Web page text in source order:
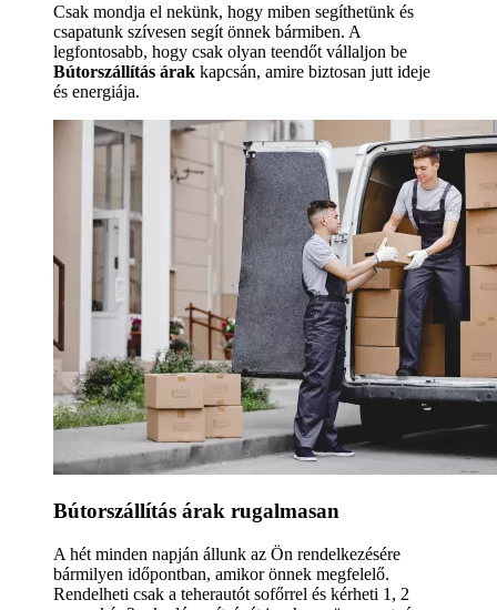
Csak mondja el nekünk, hogy miben segíthetünk és
csapatunk szívesen segít önnek bármiben. A
legfontosabb, hogy csak olyan teendőt vállaljon be
Bútorszállítás árak kapcsán, amire biztosan jutt ideje
és energiája.
Bútorszállítás árak rugalmasan
A hét minden napján állunk az Ön rendelkezésére
bármilyen időpontban, amikor önnek megfelelő.
Rendelheti csak a teherautót sofőrrel és kérheti 1, 2